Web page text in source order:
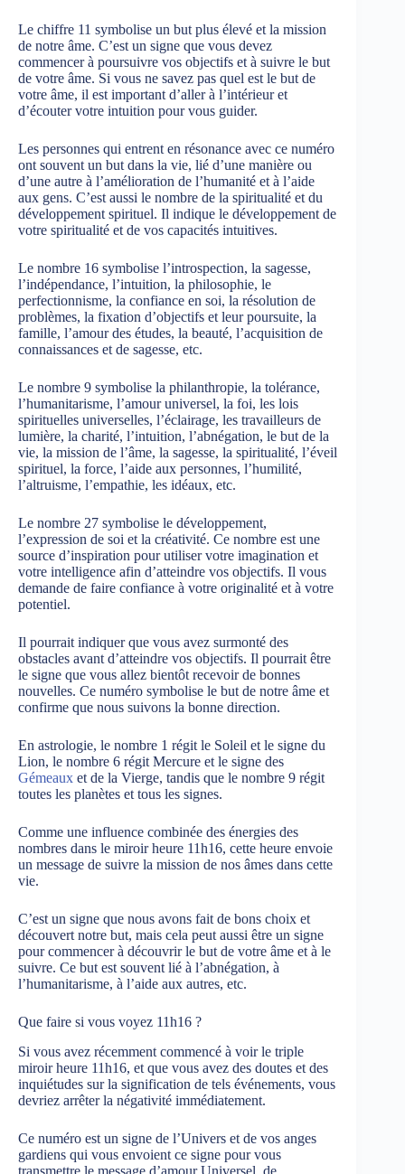
Le chiffre 11 symbolise un but plus élevé et la mission
de notre âme. C’est un signe que vous devez
commencer à poursuivre vos objectifs et à suivre le but
de votre âme. Si vous ne savez pas quel est le but de
votre âme, il est important d’aller à l’intérieur et
d’écouter votre intuition pour vous guider.
Les personnes qui entrent en résonance avec ce numéro
ont souvent un but dans la vie, lié d’une manière ou
d’une autre à l’amélioration de l’humanité et à l’aide
aux gens. C’est aussi le nombre de la spiritualité et du
développement spirituel. Il indique le développement de
votre spiritualité et de vos capacités intuitives.
Le nombre 16 symbolise l’introspection, la sagesse,
l’indépendance, l’intuition, la philosophie, le
perfectionnisme, la confiance en soi, la résolution de
problèmes, la fixation d’objectifs et leur poursuite, la
famille, l’amour des études, la beauté, l’acquisition de
connaissances et de sagesse, etc.
Le nombre 9 symbolise la philanthropie, la tolérance,
l’humanitarisme, l’amour universel, la foi, les lois
spirituelles universelles, l’éclairage, les travailleurs de
lumière, la charité, l’intuition, l’abnégation, le but de la
vie, la mission de l’âme, la sagesse, la spiritualité, l’éveil
spirituel, la force, l’aide aux personnes, l’humilité,
l’altruisme, l’empathie, les idéaux, etc.
Le nombre 27 symbolise le développement,
l’expression de soi et la créativité. Ce nombre est une
source d’inspiration pour utiliser votre imagination et
votre intelligence afin d’atteindre vos objectifs. Il vous
demande de faire confiance à votre originalité et à votre
potentiel.
Il pourrait indiquer que vous avez surmonté des
obstacles avant d’atteindre vos objectifs. Il pourrait être
le signe que vous allez bientôt recevoir de bonnes
nouvelles. Ce numéro symbolise le but de notre âme et
confirme que nous suivons la bonne direction.
En astrologie, le nombre 1 régit le Soleil et le signe du
Lion, le nombre 6 régit Mercure et le signe des
Gémeaux et de la Vierge, tandis que le nombre 9 régit
toutes les planètes et tous les signes.
Comme une influence combinée des énergies des
nombres dans le miroir heure 11h16, cette heure envoie
un message de suivre la mission de nos âmes dans cette
vie.
C’est un signe que nous avons fait de bons choix et
découvert notre but, mais cela peut aussi être un signe
pour commencer à découvrir le but de votre âme et à le
suivre. Ce but est souvent lié à l’abnégation, à
l’humanitarisme, à l’aide aux autres, etc.
Que faire si vous voyez 11h16 ?
Si vous avez récemment commencé à voir le triple
miroir heure 11h16, et que vous avez des doutes et des
inquiétudes sur la signification de tels événements, vous
devriez arrêter la négativité immédiatement.
Ce numéro est un signe de l’Univers et de vos anges
gardiens qui vous envoient ce signe pour vous
transmettre le message d’amour Universel, de